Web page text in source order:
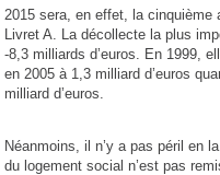
2015 sera, en effet, la cinquième
Livret A. La décollecte la plus
-8,3 milliards d’euros. En 1999,
en 2005 à 1,3 milliard d’euros
milliard d’euros.
Néanmoins, il n’y a pas péril en
du logement social n’est pas